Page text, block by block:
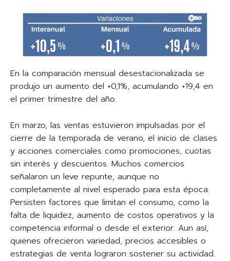
En la comparación mensual desestacionalizada se
produjo un aumento del +0,1%, acumulando +19,4 en
el primer trimestre del año.
En marzo, las ventas estuvieron impulsadas por el
cierre de la temporada de verano, el inicio de clases
y acciones comerciales como promociones, cuotas
sin interés y descuentos. Muchos comercios
señalaron un leve repunte, aunque no
completamente al nivel esperado para esta época.
Persisten factores que limitan el consumo, como la
falta de liquidez, aumento de costos operativos y la
competencia informal o desde el exterior. Aun así,
quienes ofrecieron variedad, precios accesibles o
estrategias de venta lograron sostener su actividad.